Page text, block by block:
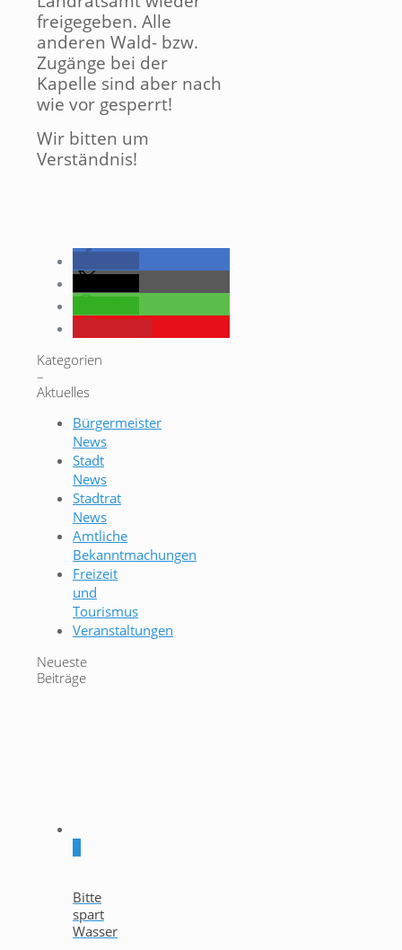
freigegeben. Alle
anderen Wald- bzw.
Zugänge bei der
Kapelle sind aber nach
wie vor gesperrt!
Wir bitten um
Verständnis!
Kategorien
–
Aktuelles
Bürgermeister
News
Stadt
News
Stadtrat
News
Amtliche
Bekanntmachungen
Freizeit
und
Tourismus
Veranstaltungen
Neueste
Beiträge
Bitte
spart
Wasser